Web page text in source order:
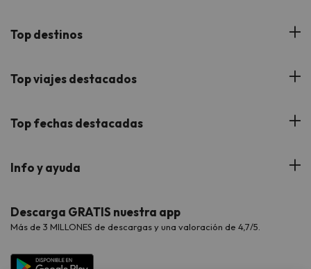
¿Quiénes somos?
Buscounchollo en los medios
Proveedores
Viajes para grupos
Top destinos
Hoteles Andalucía
Hoteles Cataluña
Hoteles Galicia
Top viajes destacados
Viajes con Niños
Viajes de Novios
Chollos con Todo Incluido
Chollos en la playa
Top fechas destacadas
Verano
Vacaciones en Agosto
Info y ayuda
Contáctanos
Preguntas frecuentes
Descarga GRATIS nuestra app
Más de 3 MILLONES de descargas y una valoración de 4,7/5.